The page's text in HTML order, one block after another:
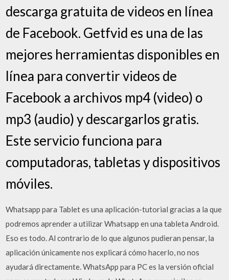
descarga gratuita de videos en línea
de Facebook. Getfvid es una de las
mejores herramientas disponibles en
línea para convertir videos de
Facebook a archivos mp4 (video) o
mp3 (audio) y descargarlos gratis.
Este servicio funciona para
computadoras, tabletas y dispositivos
móviles.
Whatsapp para Tablet es una aplicación-tutorial gracias a la que
podremos aprender a utilizar Whatsapp en una tableta Android.
Eso es todo. Al contrario de lo que algunos pudieran pensar, la
aplicación únicamente nos explicará cómo hacerlo, no nos
ayudará directamente. WhatsApp para PC es la versión oficial